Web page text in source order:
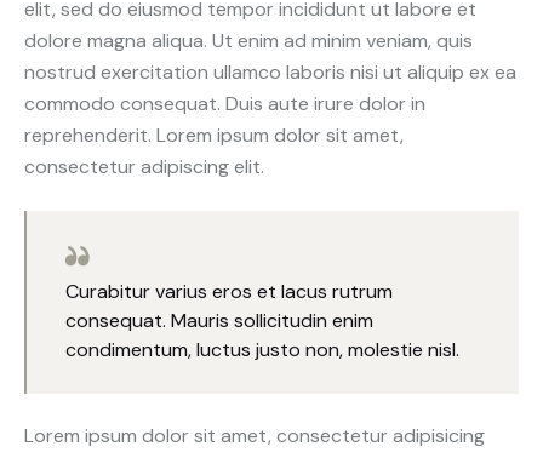
elit, sed do eiusmod tempor incididunt ut labore et
dolore magna aliqua. Ut enim ad minim veniam, quis
nostrud exercitation ullamco laboris nisi ut aliquip ex ea
commodo consequat. Duis aute irure dolor in
reprehenderit. Lorem ipsum dolor sit amet,
consectetur adipiscing elit.
Curabitur varius eros et lacus rutrum
consequat. Mauris sollicitudin enim
condimentum, luctus justo non, molestie nisl.
Lorem ipsum dolor sit amet, consectetur adipisicing